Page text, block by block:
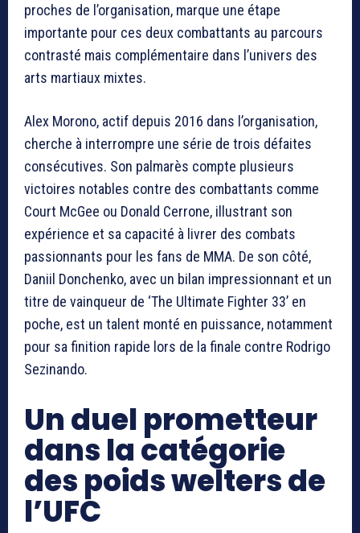
proches de l’organisation, marque une étape
importante pour ces deux combattants au parcours
contrasté mais complémentaire dans l’univers des
arts martiaux mixtes.
Alex Morono, actif depuis 2016 dans l’organisation,
cherche à interrompre une série de trois défaites
consécutives. Son palmarès compte plusieurs
victoires notables contre des combattants comme
Court McGee ou Donald Cerrone, illustrant son
expérience et sa capacité à livrer des combats
passionnants pour les fans de MMA. De son côté,
Daniil Donchenko, avec un bilan impressionnant et un
titre de vainqueur de ‘The Ultimate Fighter 33’ en
poche, est un talent monté en puissance, notamment
pour sa finition rapide lors de la finale contre Rodrigo
Sezinando.
Un duel prometteur
dans la catégorie
des poids welters de
l’UFC